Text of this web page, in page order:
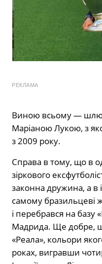
РЕКЛАМА
Виною всьому —
Маріаною Лукою, з
з 2009 року.
Справа в тому, що в
зіркового
законна дружина, а в
самому бразильцеві
і перебрався на базу
Мадрида. Ще добре,
«Реала», кольори
роках, вигравши